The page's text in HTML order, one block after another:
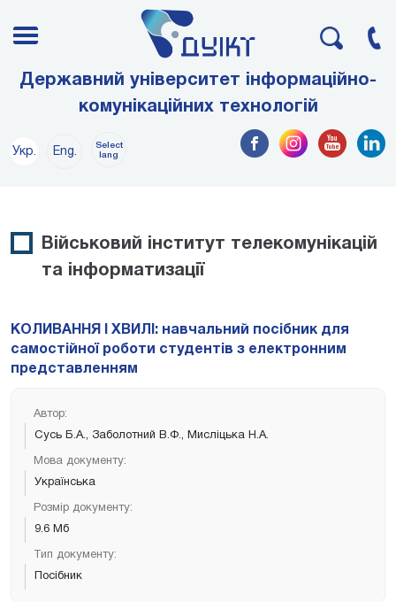
Державний університет інформаційно-
комунікаційних технологій
Укр. Eng.
Select
lang
Військовий інститут телекомунікацій
та інформатизації
КОЛИВАННЯ І ХВИЛІ: навчальний посібник для
самостійної роботи студентів з електронним
представленням
Автор:
Сусь Б.А., Заболотний В.Ф., Мисліцька Н.А.
Мова документу:
Українська
Розмір документу:
9.6 Мб
Тип документу:
Посібник